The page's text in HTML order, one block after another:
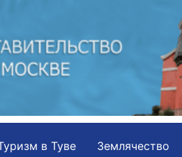
в Туве Землячество